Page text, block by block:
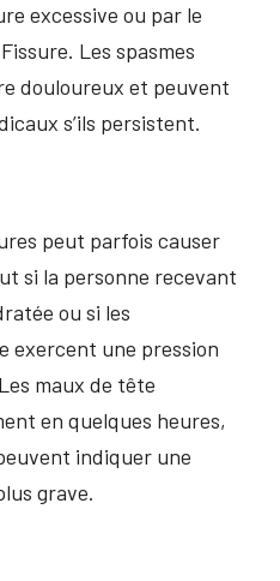
excessive ou par le
Les spasmes
douloureux et peuvent
s’ils persistent.
peut parfois causer
si la personne recevant
ou si les
exercent une pression
maux de tête
en quelques heures,
indiquer une
grave.